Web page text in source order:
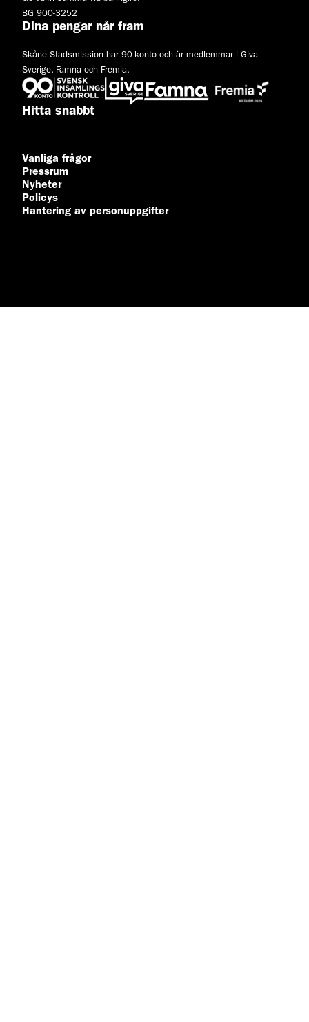
BG 900-3252
Dina pengar når fram
Skåne Stadsmission har 90-konto och är medlemmar i Giva
Sverige, Famna och Fremia.
Hitta snabbt
Vanliga frågor
Pressrum
Nyheter
Policys
Hantering av personuppgifter